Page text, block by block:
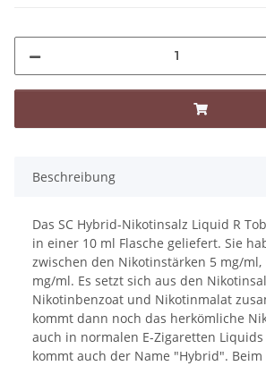
Beschreibung
Das SC Hybrid-Nikotinsalz Liquid R
in einer 10 ml Flasche geliefert. Sie
zwischen den Nikotinstärken 5 mg/
mg/ml. Es setzt sich aus den
Nikotinbenzoat und Nikotinmalat
kommt dann noch das herkömliche
auch in normalen E-Zigaretten
kommt auch der Name "Hybrid".